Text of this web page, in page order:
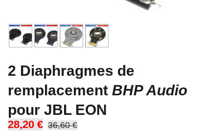
2 Diaphragmes de
remplacement BHP Audio
pour JBL EON
28,20 € 36,60 €